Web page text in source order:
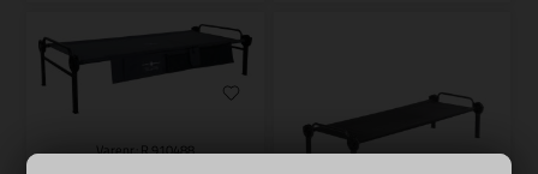
Varenr.: R 910488